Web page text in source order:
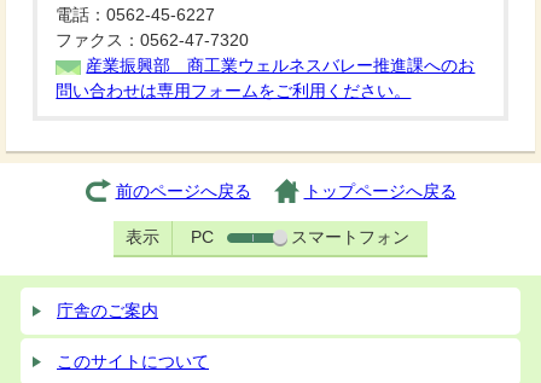
電話：0562-45-6227
ファクス：0562-47-7320
産業振興部 商工業ウェルネスバレー推進課へのお
問い合わせは専用フォームをご利用ください。
前のページへ戻る トップページへ戻る
表示 PC スマートフォン
庁舎のご案内
このサイトについて